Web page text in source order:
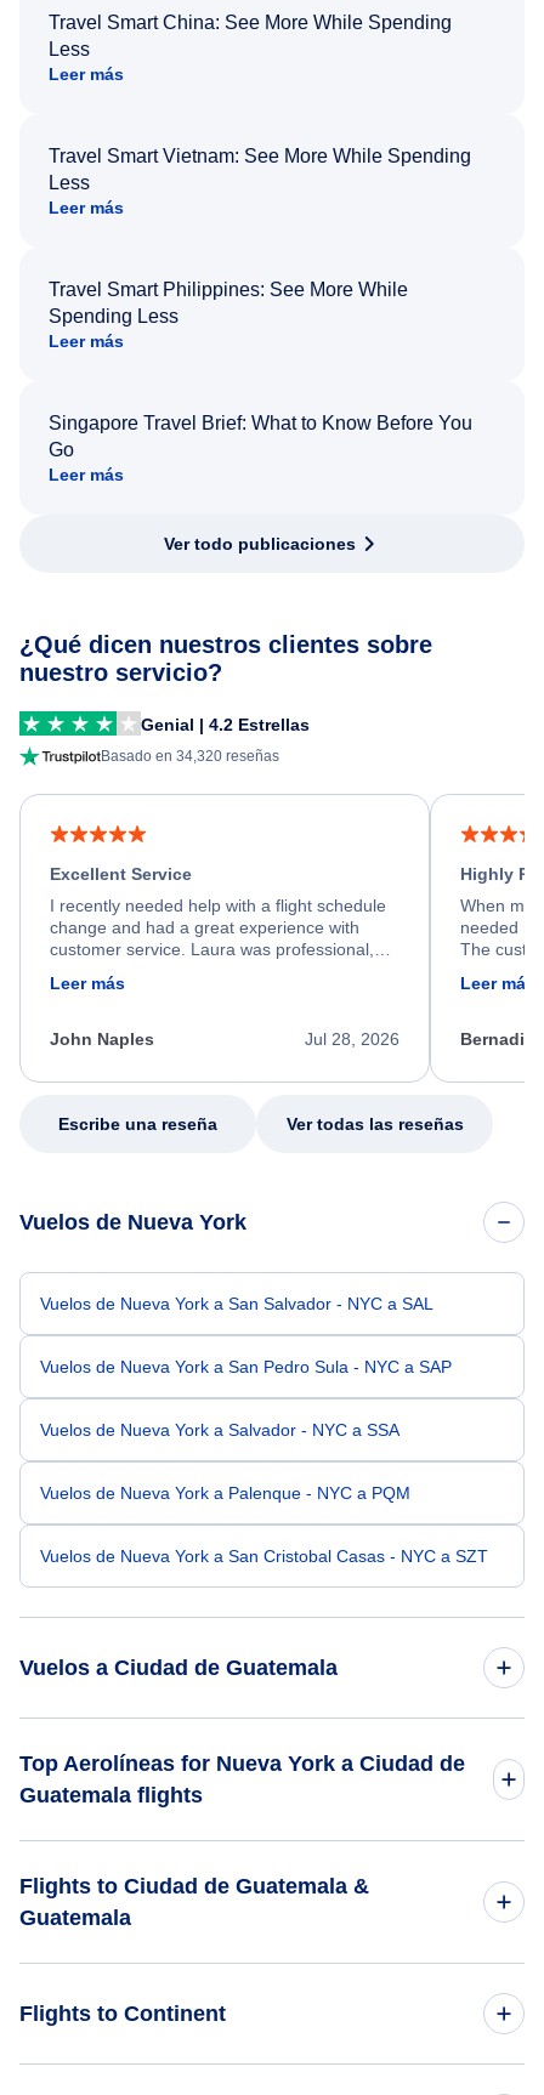
Travel Smart China: See More While Spending
Less
Leer más
Travel Smart Vietnam: See More While Spending
Less
Leer más
Travel Smart Philippines: See More While
Spending Less
Leer más
Singapore Travel Brief: What to Know Before You
Go
Leer más
Ver todo publicaciones
¿Qué dicen nuestros clientes sobre
nuestro servicio?
Genial | 4.2 Estrellas
Basado en 34,320 reseñas
Excellent Service
I recently needed help with a flight schedule
change and had a great experience with
customer service. Laura was professional,
friendly, and very helpful throughout the
process. She quickly found a solution and
appreciate her excellent service.
Leer más
Jul 28, 2026
John Naples
Highly
When my
needed
The
calm,
my issue.
Leer más
Escribe una reseña Ver todas las reseñas
Vuelos de Nueva York
Vuelos de Nueva York a San Salvador - NYC a SAL
Vuelos de Nueva York a San Pedro Sula - NYC a SAP
Vuelos de Nueva York a Salvador - NYC a SSA
Vuelos de Nueva York a Palenque - NYC a PQM
Vuelos de Nueva York a San Cristobal Casas - NYC a SZT
Vuelos a Ciudad de Guatemala
Vuelos de Newark a Ciudad de Guatemala - EWR a GUA
Vuelos de Oakland a Ciudad de Guatemala - OAK a GUA
Vuelos de Nueva Orleans a Ciudad de Guatemala - MSY a
GUA
Vuelos de Nashville a Ciudad de Guatemala - BNA a GUA
Vuelos de Norfolk a Ciudad de Guatemala - ORF a GUA
Top Aerolíneas for Nueva York a Ciudad de
Guatemala flights
Flights to Ciudad de Guatemala &
Guatemala
Flights to Continent